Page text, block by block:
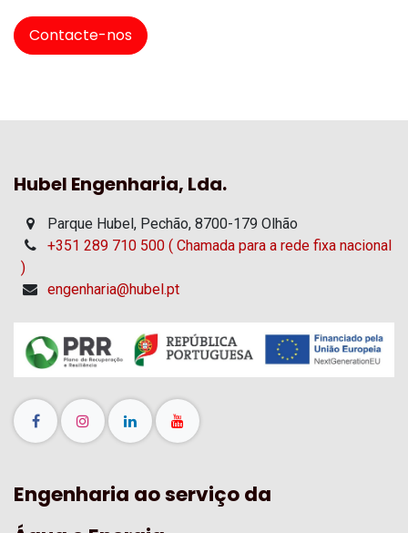
Contacte-nos
Hubel Engenharia, Lda.
Parque Hubel, Pechão, 8700-179 Olhão
+351 289 710 500 ( Chamada para a rede fixa nacional
)
engenharia@hubel.pt
Engenharia ao serviço da